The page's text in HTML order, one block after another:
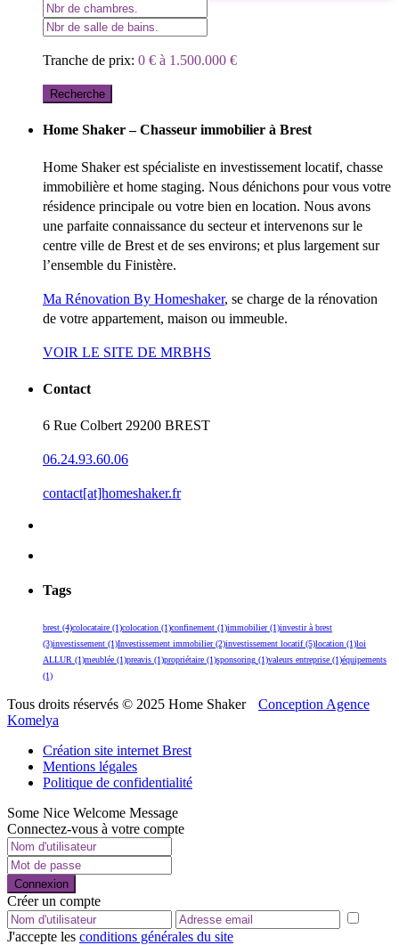
Tranche de prix: 0 € à 1.500.000 €
Recherche
Home Shaker – Chasseur immobilier à Brest
Home Shaker est spécialiste en investissement locatif, chasse
immobilière et home staging. Nous dénichons pour vous votre
résidence principale ou votre bien en location. Nous avons
une parfaite connaissance du secteur et intervenons sur le
centre ville de Brest et de ses environs; et plus largement sur
l’ensemble du Finistère.
Ma Rénovation By Homeshaker, se charge de la rénovation
de votre appartement, maison ou immeuble.
VOIR LE SITE DE MRBHS
Contact
6 Rue Colbert 29200 BREST
06.24.93.60.06
contact[at]homeshaker.fr
Tags
brest (4)colocataire (1)colocation (1)confinement (1)immobilier(1)investir à brest
(3)investissement (1)Investissement immobilier(2)investissement locatif(5)location (1)loi
ALLUR (1)meublée (1)preavis (1)propriétaire (1)sponsoring (1)valeurs entreprise (1)équipements
(1)
Tous droits réservés © 2025 Home Shaker
Conception Agence
Komelya
Création site internet Brest
Mentions légales
Politique de confidentialité
Some Nice Welcome Message
Connectez-vous à votre compte
Connexion
Créer un compte
J'accepte les conditions générales du site